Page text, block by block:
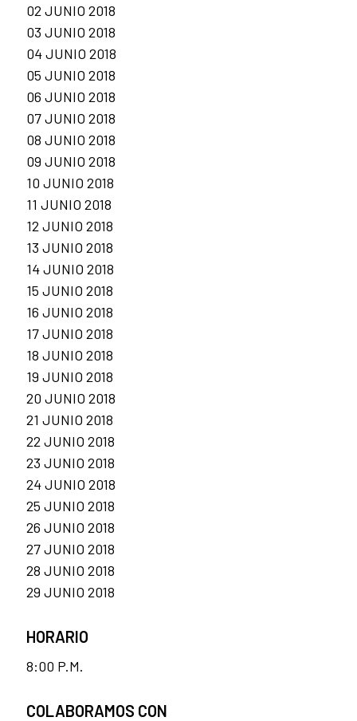
02 JUNIO 2018
03 JUNIO 2018
04 JUNIO 2018
05 JUNIO 2018
06 JUNIO 2018
07 JUNIO 2018
08 JUNIO 2018
09 JUNIO 2018
10 JUNIO 2018
11 JUNIO 2018
12 JUNIO 2018
13 JUNIO 2018
14 JUNIO 2018
15 JUNIO 2018
16 JUNIO 2018
17 JUNIO 2018
18 JUNIO 2018
19 JUNIO 2018
20 JUNIO 2018
21 JUNIO 2018
22 JUNIO 2018
23 JUNIO 2018
24 JUNIO 2018
25 JUNIO 2018
26 JUNIO 2018
27 JUNIO 2018
28 JUNIO 2018
29 JUNIO 2018
HORARIO
8:00 P.M.
COLABORAMOS CON